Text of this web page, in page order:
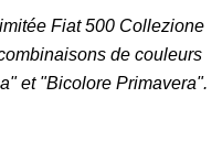
Fiat 500 Collezione
de couleurs
et "Bicolore Primavera".